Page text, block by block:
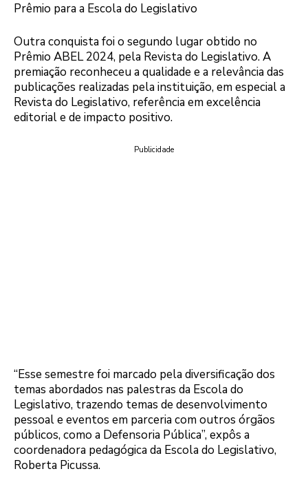
Prêmio para a Escola do Legislativo
Outra conquista foi o segundo lugar obtido no
Prêmio ABEL 2024, pela Revista do Legislativo. A
premiação reconheceu a qualidade e a relevância das
publicações realizadas pela instituição, em especial a
Revista do Legislativo, referência em excelência
editorial e de impacto positivo.
Publicidade
“Esse semestre foi marcado pela diversificação dos
temas abordados nas palestras da Escola do
Legislativo, trazendo temas de desenvolvimento
pessoal e eventos em parceria com outros órgãos
públicos, como a Defensoria Pública”, expôs a
coordenadora pedagógica da Escola do Legislativo,
Roberta Picussa.